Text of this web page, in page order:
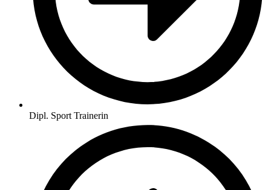
Dipl. Sport Trainerin